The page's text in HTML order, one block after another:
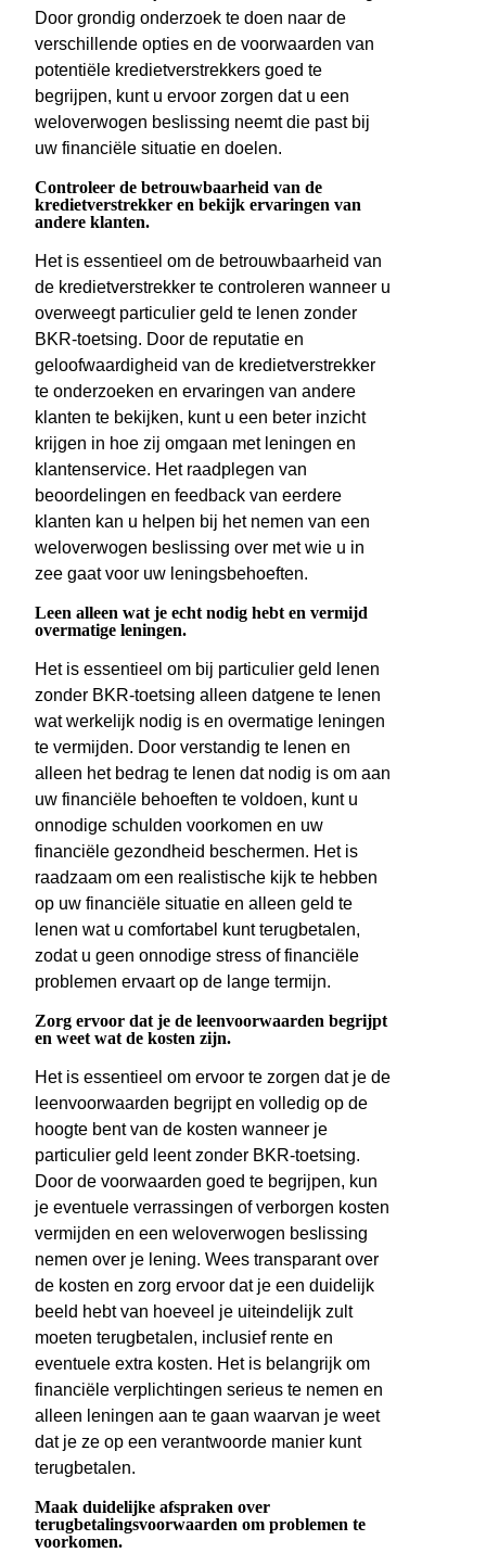
Door grondig onderzoek te doen naar de
verschillende opties en de voorwaarden van
potentiële kredietverstrekkers goed te
begrijpen, kunt u ervoor zorgen dat u een
weloverwogen beslissing neemt die past bij
uw financiële situatie en doelen.
Controleer de betrouwbaarheid van de
kredietverstrekker en bekijk ervaringen van
andere klanten.
Het is essentieel om de betrouwbaarheid van
de kredietverstrekker te controleren wanneer u
overweegt particulier geld te lenen zonder
BKR-toetsing. Door de reputatie en
geloofwaardigheid van de kredietverstrekker
te onderzoeken en ervaringen van andere
klanten te bekijken, kunt u een beter inzicht
krijgen in hoe zij omgaan met leningen en
klantenservice. Het raadplegen van
beoordelingen en feedback van eerdere
klanten kan u helpen bij het nemen van een
weloverwogen beslissing over met wie u in
zee gaat voor uw leningsbehoeften.
Leen alleen wat je echt nodig hebt en vermijd
overmatige leningen.
Het is essentieel om bij particulier geld lenen
zonder BKR-toetsing alleen datgene te lenen
wat werkelijk nodig is en overmatige leningen
te vermijden. Door verstandig te lenen en
alleen het bedrag te lenen dat nodig is om aan
uw financiële behoeften te voldoen, kunt u
onnodige schulden voorkomen en uw
financiële gezondheid beschermen. Het is
raadzaam om een realistische kijk te hebben
op uw financiële situatie en alleen geld te
lenen wat u comfortabel kunt terugbetalen,
zodat u geen onnodige stress of financiële
problemen ervaart op de lange termijn.
Zorg ervoor dat je de leenvoorwaarden begrijpt
en weet wat de kosten zijn.
Het is essentieel om ervoor te zorgen dat je de
leenvoorwaarden begrijpt en volledig op de
hoogte bent van de kosten wanneer je
particulier geld leent zonder BKR-toetsing.
Door de voorwaarden goed te begrijpen, kun
je eventuele verrassingen of verborgen kosten
vermijden en een weloverwogen beslissing
nemen over je lening. Wees transparant over
de kosten en zorg ervoor dat je een duidelijk
beeld hebt van hoeveel je uiteindelijk zult
moeten terugbetalen, inclusief rente en
eventuele extra kosten. Het is belangrijk om
financiële verplichtingen serieus te nemen en
alleen leningen aan te gaan waarvan je weet
dat je ze op een verantwoorde manier kunt
terugbetalen.
Maak duidelijke afspraken over
terugbetalingsvoorwaarden om problemen te
voorkomen.